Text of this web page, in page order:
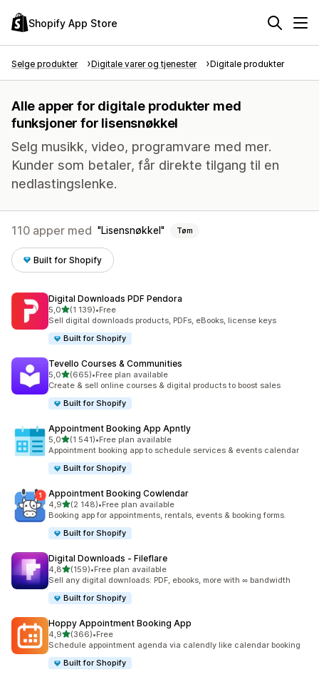
Shopify App Store
Selge produkter Digitale varer og tjenester Digitale produkter
Alle apper for digitale produkter med
funksjoner for lisensnøkkel
Selg musikk, video, programvare med mer.
Kunder som betaler, får direkte tilgang til en
nedlastingslenke.
110 apper med Lisensnøkkel Tøm
Built for Shopify
Digital Downloads PDF Pendora
5,0av 5 stjerner
(1 139)
Totalt 1139 omtaler
•Free
Sell digital downloads products, PDFs, eBooks, license keys
Built for Shopify
Tevello Courses & Communities
5,0av 5 stjerner
(665)
Totalt 665 omtaler
•Free plan available
Create & sell online courses & digital products to boost sales
Built for Shopify
Appointment Booking App Apntly
5,0av 5 stjerner
(1 541)
Totalt 1541 omtaler
•Free plan available
Appointment booking app to schedule services & events calendar
Built for Shopify
Appointment Booking Cowlendar
4,9av 5 stjerner
(2 148)
Totalt 2148 omtaler
•Free plan available
Booking app for appointments, rentals, events & booking forms.
Built for Shopify
Digital Downloads ‑ Fileflare
4,8av 5 stjerner
(159)
Totalt 159 omtaler
•Free plan available
Sell any digital downloads: PDF, ebooks, more with ∞ bandwidth
Built for Shopify
Hoppy Appointment Booking App
4,9av 5 stjerner
(366)
Totalt 366 omtaler
•Free
Schedule appointment agenda via calendly like calendar booking
Built for Shopify